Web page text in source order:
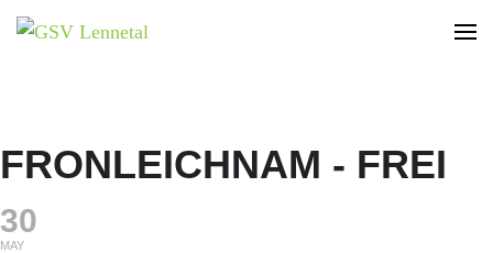
FRONLEICHNAM - FREI
30
MAY